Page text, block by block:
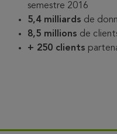
semestre 2016
5,4 milliards de
8,5 millions de
+ 250 clients